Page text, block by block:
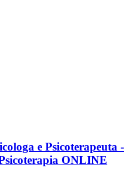
e Psicoterapeuta -
ONLINE